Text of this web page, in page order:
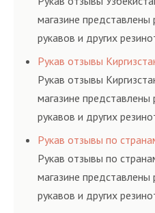
магазине
рукавов и других
соответствующих
и нормативам.
Рукав отзывы
Рукав отзывы
магазине
рукавов и других
соответствующих
и нормативам.
Рукав отзывы по
Рукав отзывы по
магазине
рукавов и других